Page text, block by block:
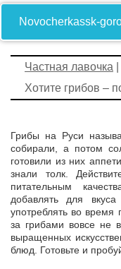
Novocherkassk-
Частная лавочка
Хотите грибов –
Грибы на Руси
собирали, а потом
готовили из них
знали толк.
питательным
добавлять для
употреблять во
за грибами вовсе не
выращенных
блюд. Готовьте и